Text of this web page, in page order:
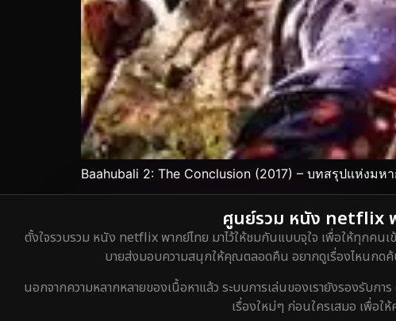
Baahubali 2: The Conclusion (2017) – บทสรุปแห่งมห
ศูนย์รวม หนัง netflix
ตั้งใจรวบรวม หนัง netflix พากย์ไทย มาไว้ให้ชมกันแบบจุใจ เพื่อให้ทุกคน
บายส่งมอบความสนุกให้คุณตลอดคืน อยากดูเรื่องไหนกด
นอกจากความหลากหลายของเนื้อหาแล้ว ระบบการเล่นของเรายังรองรั
เรื่องใหม่ๆ ก่อนใครเสมอ เพื่อ